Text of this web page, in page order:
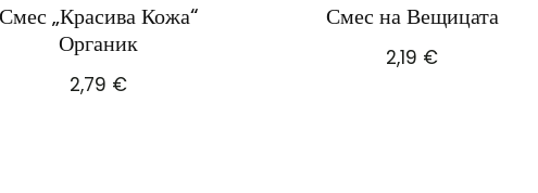
Смес „Красива Кожа“
Органик
2,79 €
Смес на Вещицата
2,19 €